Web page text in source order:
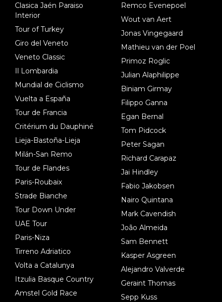
Clasica Jaén Paraiso
Interior
Tour of Turkey
Giro del Veneto
Veneto Classic
Il Lombardia
Mundial de Ciclismo
Vuelta a España
Tour de Francia
Critérium du Dauphiné
Lieja-Bastoña-Lieja
Milán-San Remo
Tour de Flandes
Paris-Roubaix
Strade Bianche
Tour Down Under
UAE Tour
Paris-Niza
Tirreno Adriatico
Volta a Catalunya
Itzulia Basque Country
Amstel Gold Race
Remco Evenepoel
Wout van Aert
Jonas Vingegaard
Mathieu van der Poel
Primoz Roglic
Julian Alaphilippe
Biniam Girmay
Filippo Ganna
Egan Bernal
Tom Pidcock
Peter Sagan
Richard Carapaz
Jai Hindley
Fabio Jakobsen
Nairo Quintana
Mark Cavendish
João Almeida
Sam Bennett
Kasper Asgreen
Alejandro Valverde
Geraint Thomas
Sepp Kuss